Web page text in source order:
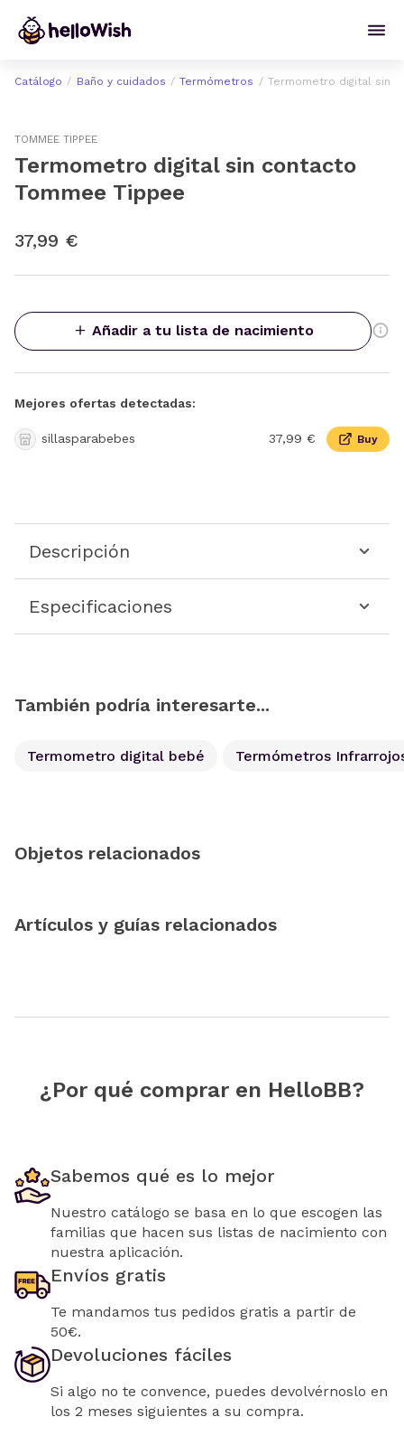
Catálogo Baño y cuidados Termómetros Termometro digital sin
TOMMEE TIPPEE
Termometro digital sin contacto
Tommee Tippee
37,99 €
Añadir a tu lista de nacimiento
Mejores ofertas detectadas:
sillasparabebes 37,99 € Buy
Descripción
Especificaciones
También podría interesarte...
Termometro digital bebé Termómetros
Objetos relacionados
Artículos y guías relacionados
¿Por qué comprar en HelloBB?
Sabemos qué es lo mejor
Nuestro catálogo se basa en lo que escogen las
familias que hacen sus listas de nacimiento con
nuestra aplicación.
Envíos gratis
Te mandamos tus pedidos gratis a partir de
50€.
Devoluciones fáciles
Si algo no te convence, puedes devolvérnoslo en
los 2 meses siguientes a su compra.